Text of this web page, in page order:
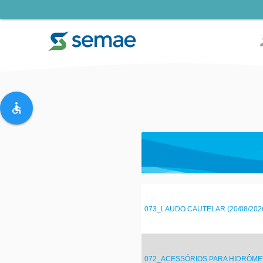
accessible
073_LAUDO CAUTELAR (20/08/
072_ACESSÓRIOS PARA